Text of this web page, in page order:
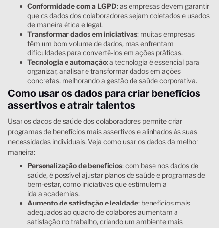
Conformidade com a LGPD: as empresas devem garantir
que os dados dos colaboradores sejam coletados e usados
de maneira ética e legal.
Transformar dados em iniciativas: muitas empresas
têm um bom volume de dados, mas enfrentam
dificuldades para convertê-los em ações práticas.
Tecnologia e automação: a tecnologia é essencial para
organizar, analisar e transformar dados em ações
concretas, melhorando a gestão de saúde corporativa.
Como usar os dados para criar benefícios
assertivos e atrair talentos
Usar os dados de saúde dos colaboradores permite criar
programas de benefícios mais assertivos e alinhados às suas
necessidades individuais. Veja como usar os dados da melhor
maneira:
Personalização de benefícios: com base nos dados de
saúde, é possível ajustar planos de saúde e programas de
bem-estar, como iniciativas que estimulem a
ida a academias.
Aumento de satisfação e lealdade: benefícios mais
adequados ao quadro de colabores aumentam a
satisfação no trabalho, criando um ambiente mais